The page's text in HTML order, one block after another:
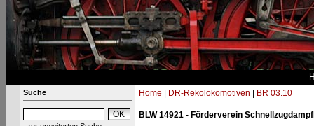
Suche Home DR-Rekolokomotiven BR 03.10
BLW 14921 - Förderverein